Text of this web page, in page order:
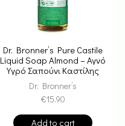
Dr. Bronner’s Pure Castile
Liquid Soap Almond – Αγνό
Υγρό Σαπούνι Καστίλης
Dr. Bronner’s
€15.90
Add to cart